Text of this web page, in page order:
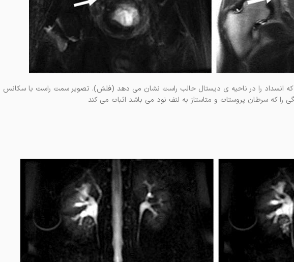
سمت چپ یک اوروگرام با روش static-fluid که انسداد را در ناحیه ی دیستال حالب راست نشان می دهد (فلش). تصویر سمت راست با سکانس